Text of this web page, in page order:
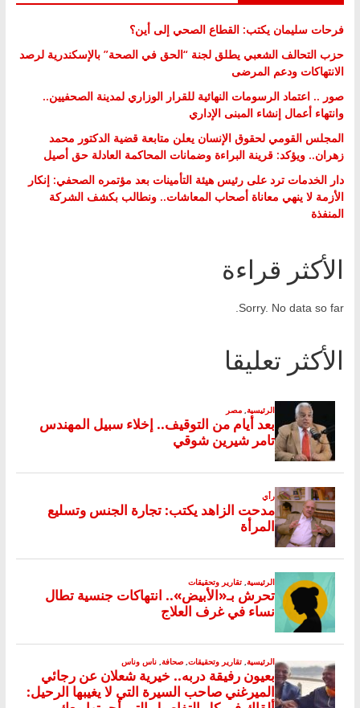
فرحات سليمان يكتب: القطاع الصحي إلى أين؟
حزب التحالف الشعبي يطلق لجنة “الحق في الصحة” بالإسكندرية لرصد
الانتهاكات ودعم المرضى
صور .. اعتماد الرسومات النهائية للقرار الوزاري لمدينة الصحفيين..
وانتهاء أعمال إنشاء المبنى الإداري
المجلس القومي لحقوق الإنسان يعلن متابعة قضية الدكتور محمد
زهران.. ويؤكد: قرينة البراءة وضمانات المحاكمة العادلة حق أصيل
دار الخدمات ترد على رئيس هيئة التأمينات بعد مؤتمره الصحفي: إنكار
الأزمة لا ينهي معاناة أصحاب المعاشات.. ونطالب بكشف الشركة
المنفذة
الأكثر قراءة
Sorry. No data so far.
الأكثر تعليقا